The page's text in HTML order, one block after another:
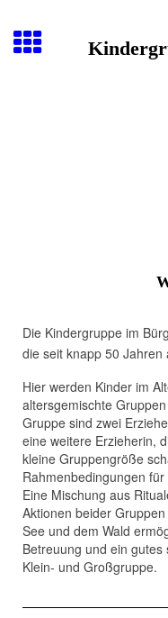
Die Kindergruppe im
die seit knapp 50 Jahren
Hier werden Kinder im
altersgemischte
Gruppe sind zwei
eine weitere Erzieherin,
kleine Gruppengröße
Rahmenbedingungen
Eine Mischung aus
Aktionen beider
See und dem Wald
Betreuung und ein
Klein- und Großgruppe.